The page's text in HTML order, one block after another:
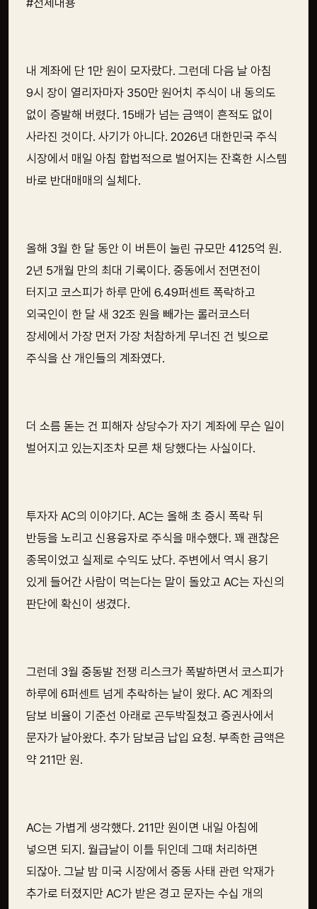
#전체내용
내 계좌에 단 1만 원이 모자랐다. 그런데 다음 날 아침
9시 장이 열리자마자 350만 원어치 주식이 내 동의도
없이 증발해 버렸다. 15배가 넘는 금액이 흔적도 없이
사라진 것이다. 사기가 아니다. 2026년 대한민국 주식
시장에서 매일 아침 합법적으로 벌어지는 잔혹한 시스템
바로 반대매매의 실체다.
올해 3월 한 달 동안 이 버튼이 눌린 규모만 4125억 원.
2년 5개월 만의 최대 기록이다. 중동에서 전면전이
터지고 코스피가 하루 만에 6.49퍼센트 폭락하고
외국인이 한 달 새 32조 원을 빼가는 롤러코스터
장세에서 가장 먼저 가장 처참하게 무너진 건 빚으로
주식을 산 개인들의 계좌였다.
더 소름 돋는 건 피해자 상당수가 자기 계좌에 무슨 일이
벌어지고 있는지조차 모른 채 당했다는 사실이다.
투자자 AC의 이야기다. AC는 올해 초 증시 폭락 뒤
반등을 노리고 신용융자로 주식을 매수했다. 꽤 괜찮은
종목이었고 실제로 수익도 났다. 주변에서 역시 용기
있게 들어간 사람이 먹는다는 말이 돌았고 AC는 자신의
판단에 확신이 생겼다.
그런데 3월 중동발 전쟁 리스크가 폭발하면서 코스피가
하루에 6퍼센트 넘게 추락하는 날이 왔다. AC 계좌의
담보 비율이 기준선 아래로 곤두박질쳤고 증권사에서
문자가 날아왔다. 추가 담보금 납입 요청. 부족한 금액은
약 211만 원.
AC는 가볍게 생각했다. 211만 원이면 내일 아침에
넣으면 되지. 월급날이 이틀 뒤인데 그때 처리하면
되잖아. 그날 밤 미국 시장에서 중동 사태 관련 악재가
추가로 터졌지만 AC가 받은 경고 문자는 수십 개의